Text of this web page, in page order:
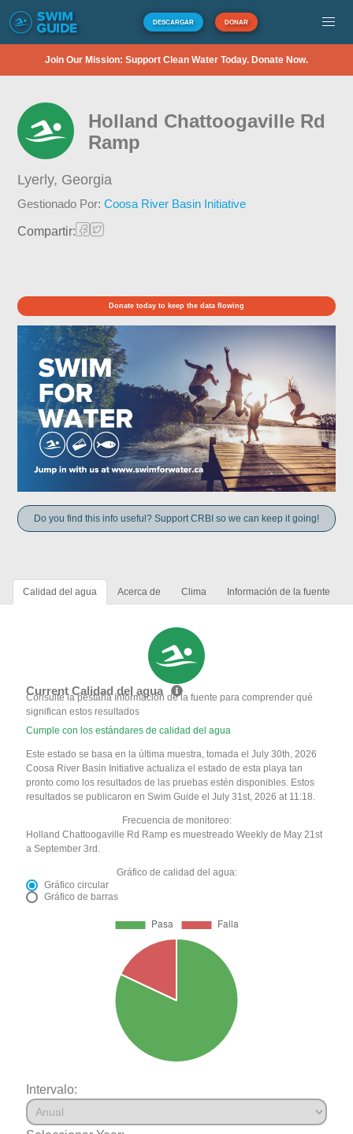
DESCARGAR DONAR
Join Our Mission: Support Clean Water Today. Donate Now.
Holland Chattoogaville Rd
Ramp
Lyerly, Georgia
Gestionado Por:Coosa River Basin Initiative
Compartir:
Donate today to keep the data flowing
Do you find this info useful? Support CRBI so we can keep it going!
Calidad del agua Acerca de Clima Información de la fuente
Current Calidad del agua
Consulte la pestaña Información de la fuente para comprender qué
significan estos resultados
Cumple con los estándares de calidad del agua
Este estado se basa en la última muestra, tomada el July 30th, 2026
Coosa River Basin Initiative actualiza el estado de esta playa tan
pronto como los resultados de las pruebas estén disponibles. Estos
resultados se publicaron en Swim Guide el July 31st, 2026 at 11:18.
Frecuencia de monitoreo:
Holland Chattoogaville Rd Ramp es muestreado Weekly de May 21st
a September 3rd.
Gráfico de calidad del agua:
Gráfico circular
Gráfico de barras
Intervalo: